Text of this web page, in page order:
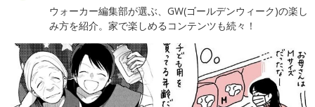
ウォーカー編集部が選ぶ、GW(ゴールデンウィーク)の楽し
み方を紹介。家で楽しめるコンテンツも続々！